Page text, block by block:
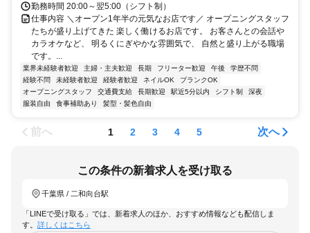
勤務時間 20:00～翌5:00（シフト制）
仕事内容 ＼オープン1年半の元気なお店です／ オープニングスタッフ
たちが盛り上げてきた 楽しく働けるお店です。 お客さんとの会話や
カラオケなど、 明るくにぎやかな雰囲気で、 自然と盛り上がる職場
です。...
業界未経験者歓迎 主婦・主夫歓迎 長期 フリーター歓迎 午後
学歴不問
経験不問
未経験者歓迎 経験者歓迎 ネイルOK
ブランクOK
オープニングスタッフ
交通費支給 長期歓迎 駅近5分以内 シフト制
深夜
服装自由
食事補助あり 髪型・髪色自由
前へ 1 2 3 4 5 次へ
この条件の新着求人を受け取る
千葉県 / 二和向台駅
「LINEで受け取る」では、新着求人のほか、おすすめ情報なども配信しま
す。 詳しくはこちら